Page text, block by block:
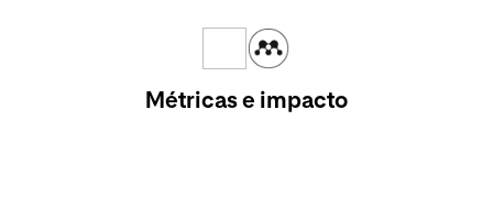
Métricas e impacto